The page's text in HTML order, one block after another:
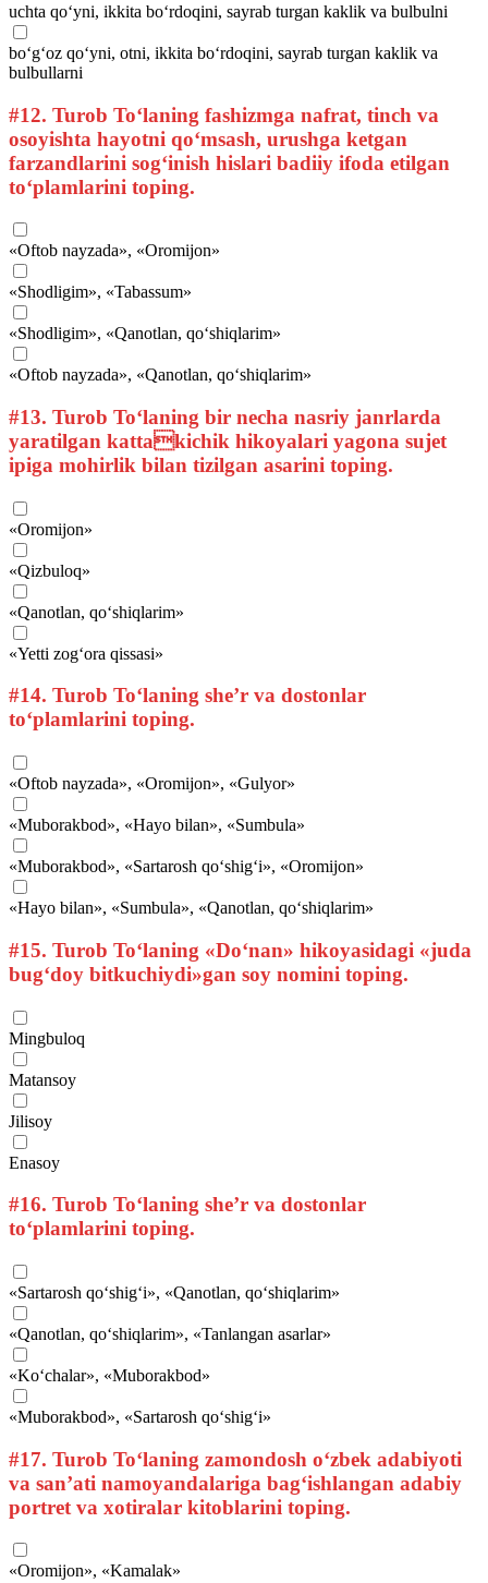
uchta qo‘yni, ikkita bo‘rdoqini, sayrab turgan kaklik va bulbulni
bo‘g‘oz qo‘yni, otni, ikkita bo‘rdoqini, sayrab turgan kaklik va
bulbullarni
#12. Turob To‘laning fashizmga nafrat, tinch va
osoyishta hayotni qo‘msash, urushga ketgan
farzandlarini sog‘inish hislari badiiy ifoda etilgan
to‘plamlarini toping.
«Oftob nayzada», «Oromijon»
«Shodligim», «Tabassum»
«Shodligim», «Qanotlan, qo‘shiqlarim»
«Oftob nayzada», «Qanotlan, qo‘shiqlarim»
#13. Turob To‘laning bir necha nasriy janrlarda
yaratilgan kattakichik hikoyalari yagona sujet
ipiga mohirlik bilan tizilgan asarini toping.
«Oromijon»
«Qizbuloq»
«Qanotlan, qo‘shiqlarim»
«Yetti zog‘ora qissasi»
#14. Turob To‘laning she’r va dostonlar
to‘plamlarini toping.
«Oftob nayzada», «Oromijon», «Gulyor»
«Muborakbod», «Hayo bilan», «Sumbula»
«Muborakbod», «Sartarosh qo‘shig‘i», «Oromijon»
«Hayo bilan», «Sumbula», «Qanotlan, qo‘shiqlarim»
#15. Turob To‘laning «Do‘nan» hikoyasidagi «juda
bug‘doy bitkuchiydi»gan soy nomini toping.
Mingbuloq
Matansoy
Jilisoy
Enasoy
#16. Turob To‘laning she’r va dostonlar
to‘plamlarini toping.
«Sartarosh qo‘shig‘i», «Qanotlan, qo‘shiqlarim»
«Qanotlan, qo‘shiqlarim», «Tanlangan asarlar»
«Ko‘chalar», «Muborakbod»
«Muborakbod», «Sartarosh qo‘shig‘i»
#17. Turob To‘laning zamondosh o‘zbek adabiyoti
va san’ati namoyandalariga bag‘ishlangan adabiy
portret va xotiralar kitoblarini toping.
«Oromijon», «Kamalak»